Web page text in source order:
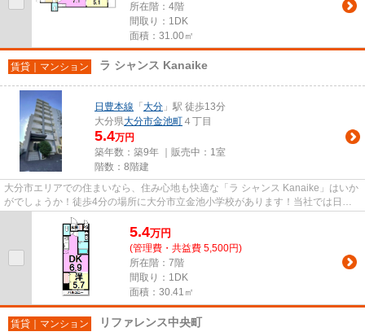
所在階：4階
間取り：1DK
面積：31.00㎡
賃貸｜マンション ラ シャンス Kanaike
日豊本線 「 大分 」駅 徒歩13分
大分県大分市金池町 ４丁目
5.4万円
築年数：築9年 ｜販売中： 1室
階数：8階建
大分市エリアでの住まいなら、住み心地も快適な「ラ シャンス Kanaike」はいか
がでしょうか！徒歩4分の場所に大分市立金池小学校があります！当社では日豊
本線大分周辺の賃貸情報を数...
5.4万円
(管理費・共益費 5,500円)
所在階：7階
間取り：1DK
面積：30.41㎡
賃貸｜マンション リファレンス中央町